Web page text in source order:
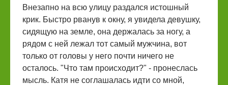
Внезапно на всю улицу раздался истошный
крик. Быстро рванув к окну, я увидела девушку,
сидящую на земле, она держалась за ногу, а
рядом с ней лежал тот самый мужчина, вот
только от головы у него почти ничего не
осталось. "Что там происходит?" - пронеслась
мысль. Катя не соглашалась идти со мной,